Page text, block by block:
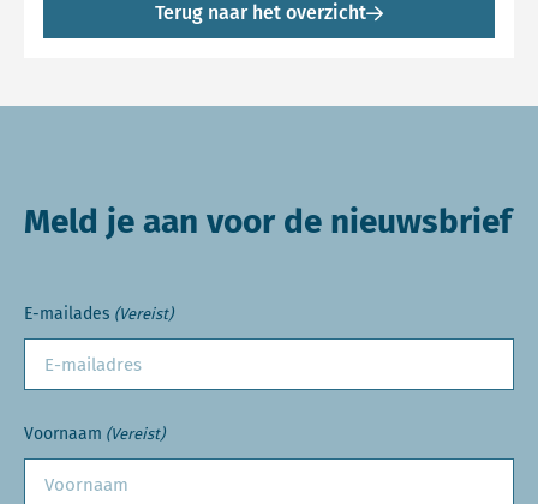
Terug naar het overzicht
Meld je aan voor de nieuwsbrief
E-mailades (Vereist)
Voornaam (Vereist)